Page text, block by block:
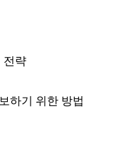
전략
하기 위한 방법